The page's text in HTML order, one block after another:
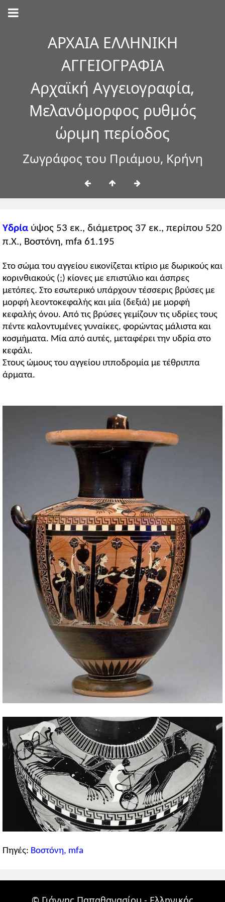
ΑΡΧΑΙΑ ΕΛΛΗΝΙΚΗ
ΑΓΓΕΙΟΓΡΑΦΙΑ
Αρχαϊκή Αγγειογραφία,
Μελανόμορφος ρυθμός
ώριμη περίοδος
Ζωγράφος του Πριάμου, Κρήνη
Υδρίαύψος 53 εκ., διάμετρος 37 εκ., περίπου 520
π.Χ., Βοστόνη, mfa 61.195
Στο σώμα του αγγείου εικονίζεται κτίριο με δωρικούς και
κορινθιακούς (;) κίονες με επιστύλιο και άσπρες
μετόπες. Στο εσωτερικό υπάρχουν τέσσερις βρύσες με
μορφή λεοντοκεφαλής και μία (δεξιά) με μορφή
κεφαλής όνου. Από τις βρύσες γεμίζουν τις υδρίες τους
πέντε καλοντυμένες γυναίκες, φορώντας μάλιστα και
κοσμήματα. Μία από αυτές, μεταφέρει την υδρία στο
κεφάλι.
Στους ώμους του αγγείου ιπποδρομία με τέθριππα
άρματα.
Πηγές: Βοστόνη, mfa